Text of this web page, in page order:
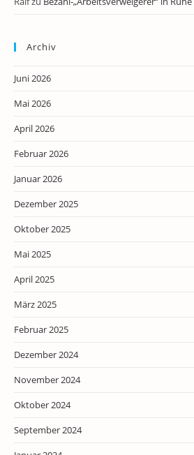
Archiv
Juni 2026
Mai 2026
April 2026
Februar 2026
Januar 2026
Dezember 2025
Oktober 2025
Mai 2025
April 2025
März 2025
Februar 2025
Dezember 2024
November 2024
Oktober 2024
September 2024